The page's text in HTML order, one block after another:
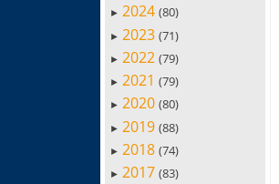
► 2024 (80)
► 2023 (71)
► 2022 (79)
► 2021 (79)
► 2020 (80)
► 2019 (88)
► 2018 (74)
► 2017 (83)